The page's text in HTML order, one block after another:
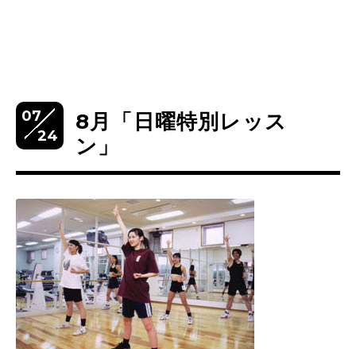
07
24
8月「日曜特別レッス
ン」